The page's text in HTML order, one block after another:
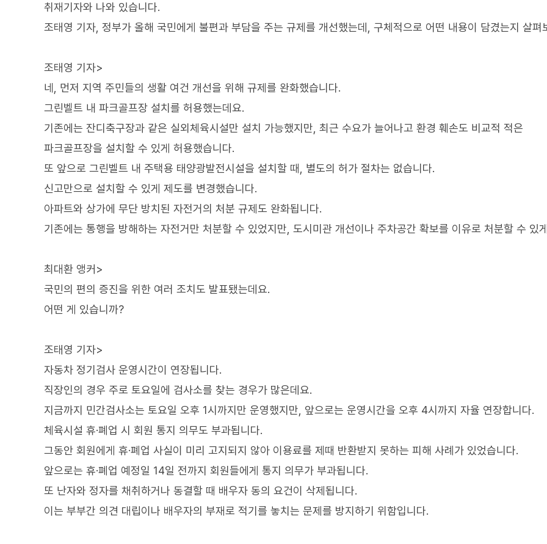
취재기자와 나와 있습니다.
조태영 기자, 정부가 올해 국민에게 불편과 부담을 주는 규제를 개선했는데, 구체적으로 어떤 내용이 담겼는지 살펴
조태영 기자>
네, 먼저 지역 주민들의 생활 여건 개선을 위해 규제를 완화했습니다.
그린벨트 내 파크골프장 설치를 허용했는데요.
기존에는 잔디축구장과 같은 실외체육시설만 설치 가능했지만, 최근 수요가 늘어나고 환경 훼손도 비교적 적은
파크골프장을 설치할 수 있게 허용했습니다.
또 앞으로 그린벨트 내 주택용 태양광발전시설을 설치할 때, 별도의 허가 절차는 없습니다.
신고만으로 설치할 수 있게 제도를 변경했습니다.
아파트와 상가에 무단 방치된 자전거의 처분 규제도 완화됩니다.
기존에는 통행을 방해하는 자전거만 처분할 수 있었지만, 도시미관 개선이나 주차공간 확보를 이유로 처분할 수 있
최대환 앵커>
국민의 편의 증진을 위한 여러 조치도 발표됐는데요.
어떤 게 있습니까?
조태영 기자>
자동차 정기검사 운영시간이 연장됩니다.
직장인의 경우 주로 토요일에 검사소를 찾는 경우가 많은데요.
지금까지 민간검사소는 토요일 오후 1시까지만 운영했지만, 앞으로는 운영시간을 오후 4시까지 자율 연장합니다.
체육시설 휴·폐업 시 회원 통지 의무도 부과됩니다.
그동안 회원에게 휴·폐업 사실이 미리 고지되지 않아 이용료를 제때 반환받지 못하는 피해 사례가 있었습니다.
앞으로는 휴·폐업 예정일 14일 전까지 회원들에게 통지 의무가 부과됩니다.
또 난자와 정자를 채취하거나 동결할 때 배우자 동의 요건이 삭제됩니다.
이는 부부간 의견 대립이나 배우자의 부재로 적기를 놓치는 문제를 방지하기 위함입니다.